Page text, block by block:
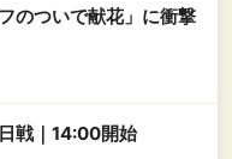
のついで献花」に衝撃
戦｜14:00開始